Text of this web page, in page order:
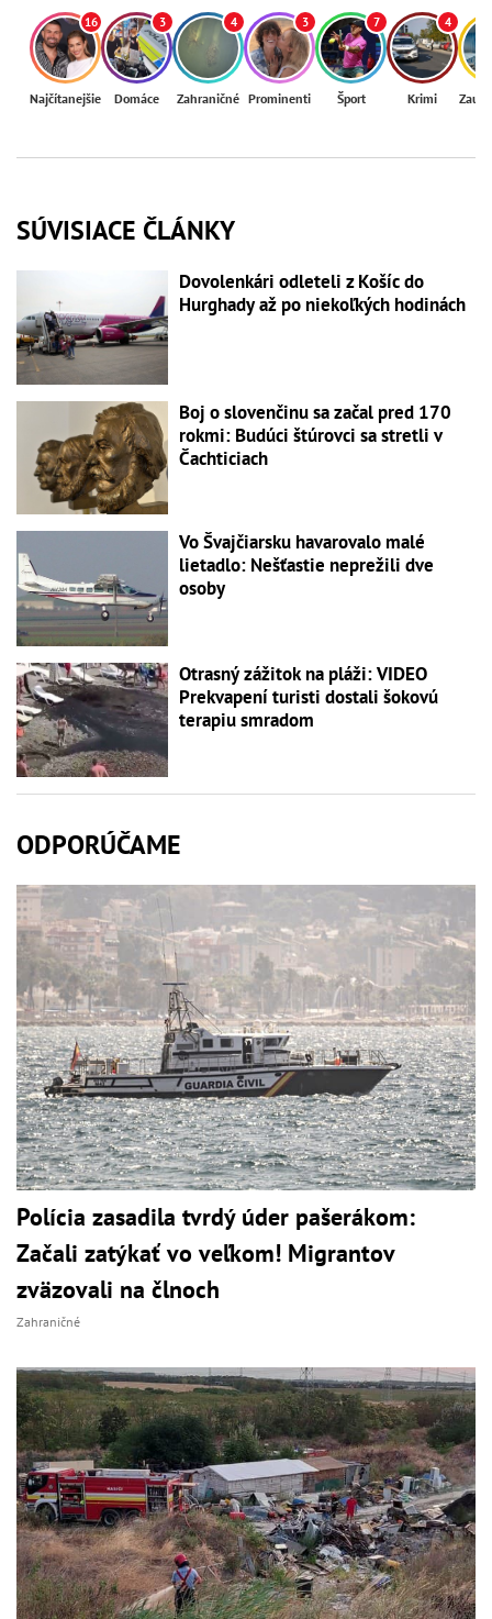
16
Najčítanejšie
3
Domáce
4
Zahraničné
3
Prominenti
7
Šport
4
Krimi
SÚVISIACE ČLÁNKY
Dovolenkári odleteli z Košíc do
Hurghady až po niekoľkých hodinách
Boj o slovenčinu sa začal pred 170
rokmi: Budúci štúrovci sa stretli v
Čachticiach
Vo Švajčiarsku havarovalo malé
lietadlo: Nešťastie neprežili dve
osoby
Otrasný zážitok na pláži: VIDEO
Prekvapení turisti dostali šokovú
terapiu smradom
ODPORÚČAME
Polícia zasadila tvrdý úder pašerákom:
Začali zatýkať vo veľkom! Migrantov
zväzovali na člnoch
Zahraničné